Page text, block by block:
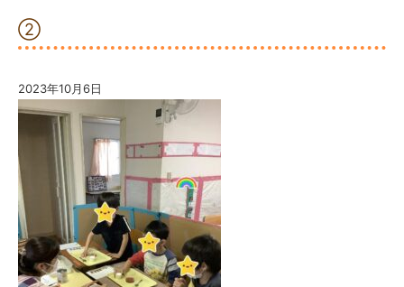
②
2023年10月6日